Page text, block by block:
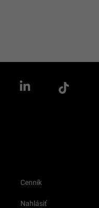
Cenník
Nahlásiť